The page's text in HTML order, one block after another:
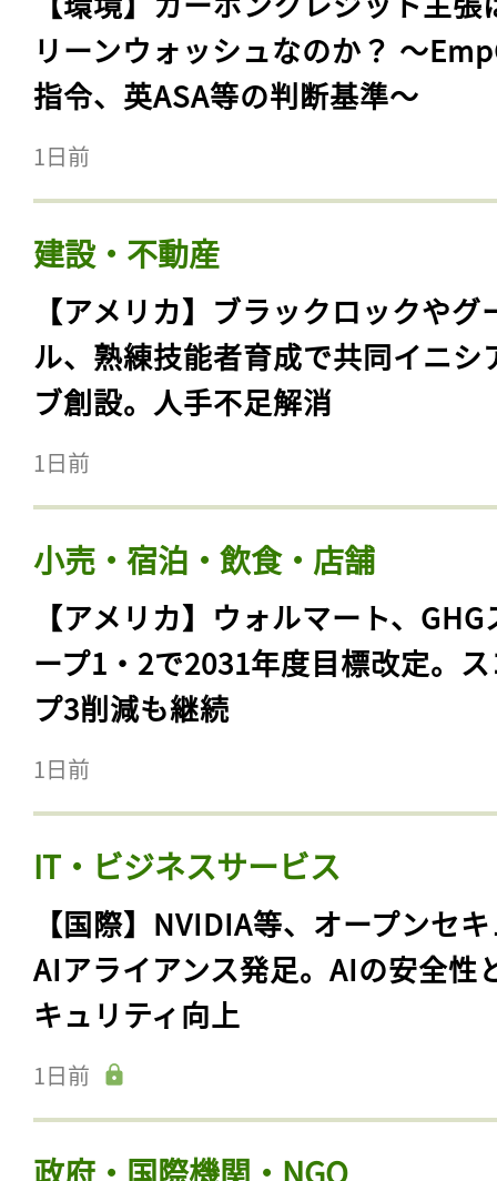
リーンウォッシュなのか？ 〜
指令、英ASA等の判断基準〜
1日前
建設・不動産
【アメリカ】ブラックロックやグ
ル、熟練技能者育成で共同イニシ
ブ創設。人手不足解消
1日前
小売・宿泊・飲食・店舗
【アメリカ】ウォルマート、GHG
ープ1・2で2031年度目標改定。
プ3削減も継続
1日前
IT・ビジネスサービス
【国際】NVIDIA等、オープンセ
AIアライアンス発足。AIの安全性
キュリティ向上
1日前
政府・国際機関・NGO